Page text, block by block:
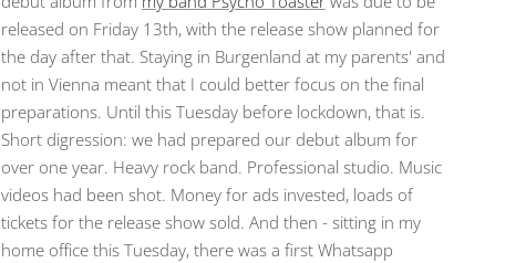
released on Friday 13th, with the release show planned for
the day after that. Staying in Burgenland at my parents' and
not in Vienna meant that I could better focus on the final
preparations. Until this Tuesday before lockdown, that is.
Short digression: we had prepared our debut album for
over one year. Heavy rock band. Professional studio. Music
videos had been shot. Money for ads invested, loads of
tickets for the release show sold. And then - sitting in my
home office this Tuesday, there was a first Whatsapp